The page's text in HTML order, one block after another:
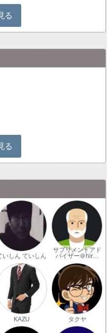
る
る
いしん ていしん
サプリメントアド
バイザー＠hir…
KAZU タクヤ